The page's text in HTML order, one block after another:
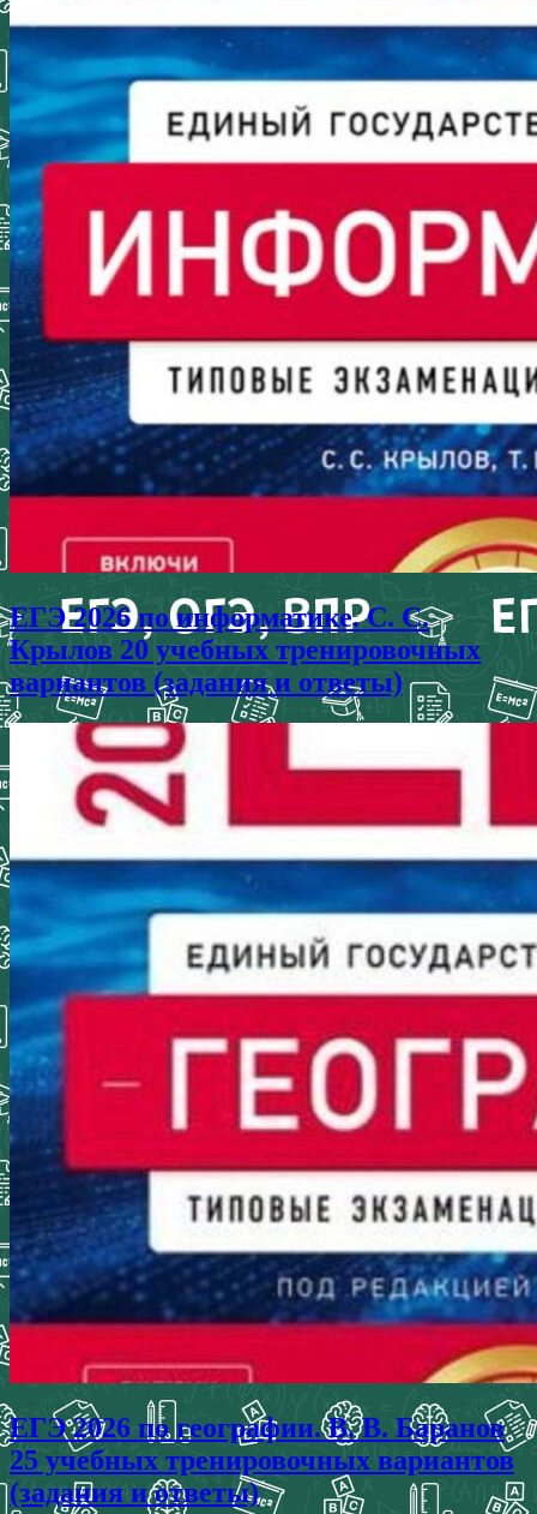
ЕГЭ 2026 по информатике. С. С.
Крылов 20 учебных тренировочных
вариантов (задания и ответы)
ЕГЭ 2026 по географии. В. В. Баранов
25 учебных тренировочных вариантов
(задания и ответы)